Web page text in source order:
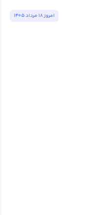
امروز ١٨ مرداد ١٤٠٥